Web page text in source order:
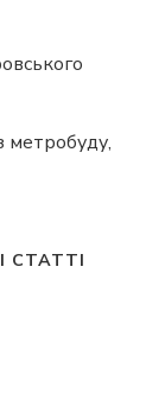
метробуду,
СТАТТІ